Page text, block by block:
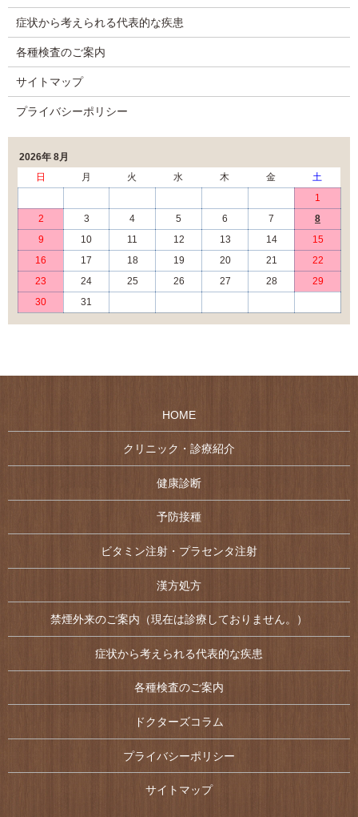
症状から考えられる代表的な疾患
各種検査のご案内
サイトマップ
プライバシーポリシー
2026年 8月
日
月 火 水 木 金
土
1
2
3 4 5 6 7
8
9
10 11 12 13 14
15
16
17 18 19 20 21
22
23
24 25 26 27 28
29
30
31
HOME
クリニック・診療紹介
健康診断
予防接種
ビタミン注射・プラセンタ注射
漢方処方
禁煙外来のご案内（現在は診療しておりません。）
症状から考えられる代表的な疾患
各種検査のご案内
ドクターズコラム
プライバシーポリシー
サイトマップ